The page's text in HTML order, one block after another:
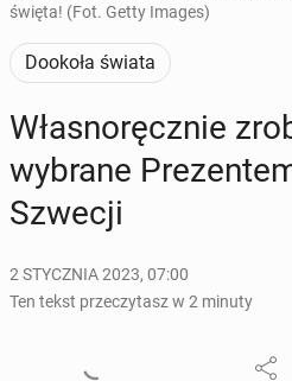
święta! (Fot. Getty Images)
Dookoła świata
Wła­sno­ręcz­nie
wybrane
Szwecji
2 STYCZNIA 2023, 07:00
Ten tekst przeczytasz w 2 minuty